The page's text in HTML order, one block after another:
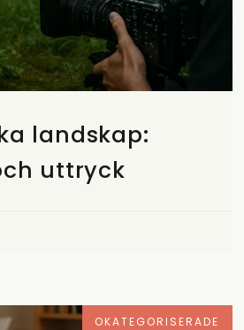
landskap:
uttryck
OKATEGORISERADE